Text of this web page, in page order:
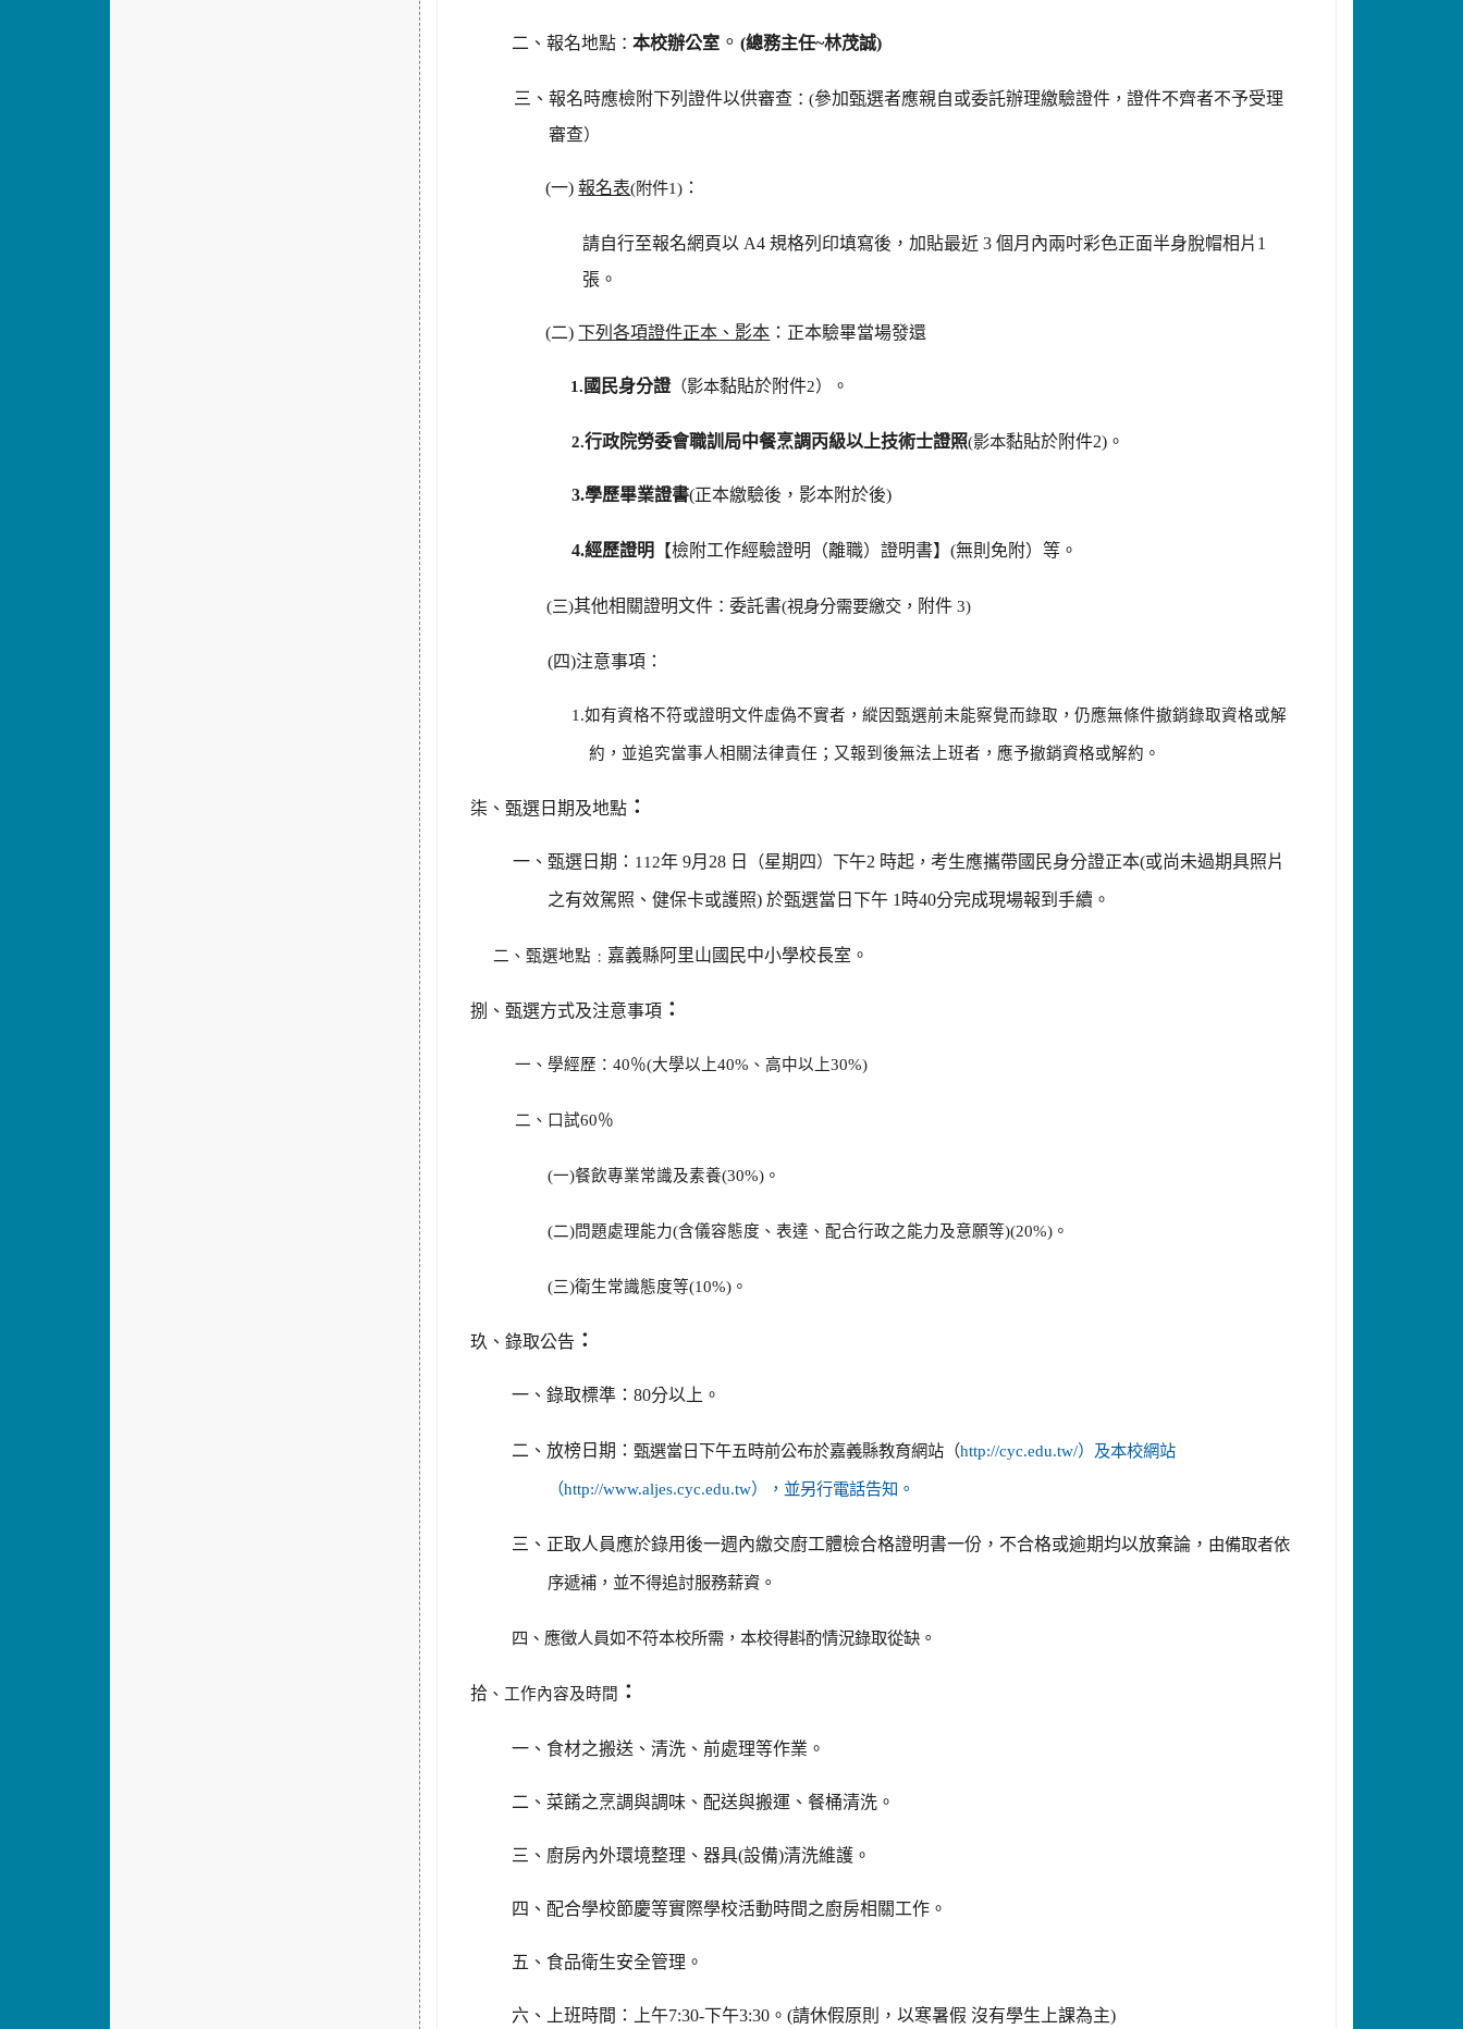
二、報名地點 ：本校辦公室 。(總務主任~林茂誠)
三、報名時應檢附下列證件以供審查 ：(參加甄選者應親自或委託辦理繳驗證件 ，證件不齊者不予受理
審查）
(一)報名表(附件1) ：
請自行至報名網頁以 A4規格列印填寫後，加貼最近3個月內兩吋彩色正面半身脫帽相片 1
張。
(二)下列各項證件正本、影本 ：正本驗畢當場發還
1. 國民身分證 （影本黏貼於附件2） 。
2.行政院勞委會職訓局中餐烹調丙級以上技術士證照(影本黏貼於附件2)。
3.學歷畢業證書(正本繳驗後，影本附於後)
4.經歷證明 【檢附工作經驗證明 （離職）證明書】(無則免附）等。
(三)其他相關證明文件： 委託書(視身分需要繳交， 附件 3)
(四)注意事項：
1.如有資格不符或證明文件虛偽不實者 ， 縱因甄選前未能察覺而錄取 ， 仍應無條件撤銷錄取資格或解
約 ， 並追究當事人相關法律責任 ； 又報到後無法上班者 ， 應予撤銷資格或解約。
柒、甄選日期及地點 ：
一、甄選日期： 112年 9月28 日 （星期四）下午2 時起 ，考生應攜帶國民身分證正本(或尚未過期具照片
之有效駕照、健保卡或護照)於甄選當日下午 1時40分完成現場報到手續。
二、甄選地點 ﹕ 嘉義縣阿里山國民中小學校長室。
捌、甄選方式及注意事項 ：
一、學經歷：40％(大學以上40%、高中以上30%)
二、口試60％
(一)餐飲專業常識及素養(30%)。
(二)問題處理能力(含儀容態度、表達、配合行政之能力及意願等)(20%)。
(三)衛生常識態度等(10%)。
玖、錄取公告 ：
一、錄取標準：80分以上。
二、放榜日期：甄選當日下午五時前公布於嘉義縣教育網站（http://cyc.edu.tw/）及本校網站
（http://www.aljes.cyc.edu.tw），並另行電話告知。
三、正取人員應於錄用後一週內繳交廚工體檢合格證明書一份，不合格或逾期均以放棄論， 由備取者依
序遞補，並不得追討服務薪資。
四、應徵人員如不符本校所需，本校得斟酌情況錄取從缺。
拾 、工作內容及時間 ：
一、食材之搬送、清洗、前處理等作業。
二、菜餚之烹調與調味、配送與搬運、餐桶清洗。
三、廚房內外環境整理、器具(設備)清洗維護。
四、配合學校節慶等實際學校活動時間之廚房相關工作。
五、食品衛生安全管理。
六、上班時間：上午7:30-下午3:30。(請休假原則，以寒暑假 沒有學生上課為主)